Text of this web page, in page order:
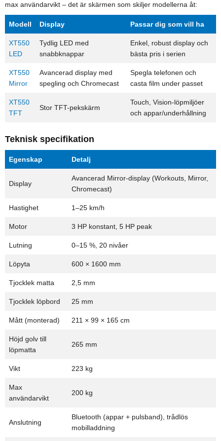
max användarvikt – det är skärmen som skiljer modellerna åt:
Modell Display Passar dig som vill ha
XT550
LED
Tydlig LED med
snabbknappar
Enkel, robust display och
bästa pris i serien
XT550
Mirror
Avancerad display med
spegling och Chromecast
Spegla telefonen och
casta film under passet
XT550
TFT
Stor TFT-pekskärm
Touch, Vision-löpmiljöer
och appar/underhållning
Teknisk specifikation
Egenskap Detalj
Display
Avancerad Mirror-display (Workouts, Mirror,
Chromecast)
Hastighet 1–25 km/h
Motor 3 HP konstant, 5 HP peak
Lutning 0–15 %, 20 nivåer
Löpyta 600 × 1600 mm
Tjocklek matta 2,5 mm
Tjocklek löpbord 25 mm
Mått (monterad) 211 × 99 × 165 cm
Höjd golv till
löpmatta
265 mm
Vikt 223 kg
Max
användarvikt
200 kg
Anslutning
Bluetooth (appar + pulsband), trådlös
mobilladdning